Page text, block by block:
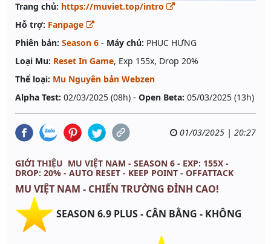
Trang chủ: https://muviet.top/intro
Hỗ trợ: Fanpage
Phiên bản: Season 6 - Máy chủ: PHỤC HƯNG
Loại Mu: Reset In Game, Exp 155x, Drop 20%
Thể loại: Mu Nguyên bản Webzen
Alpha Test: 02/03/2025 (08h) - Open Beta: 05/03/2025 (13h)
01/03/2025 | 20:27
GIỚI THIỆU MU VIỆT NAM - SEASON 6 - EXP: 155X -
DROP: 20% - AUTO RESET - KEEP POINT - OFFATTACK
MU VIỆT NAM - CHIẾN TRƯỜNG ĐỈNH CAO!
SEASON 6.9 PLUS - CÂN BẰNG - KHÔNG